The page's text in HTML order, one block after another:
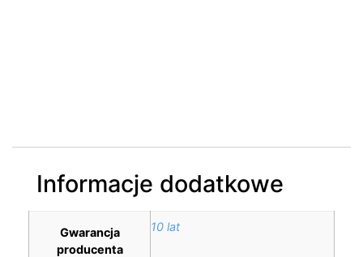
Informacje dodatkowe
Gwarancja
producenta
10 lat